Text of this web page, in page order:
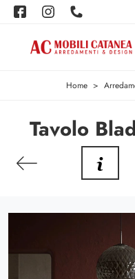
Home >
Tavolo